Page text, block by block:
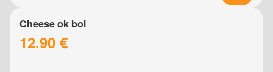
Cheese ok bol
12.90 €